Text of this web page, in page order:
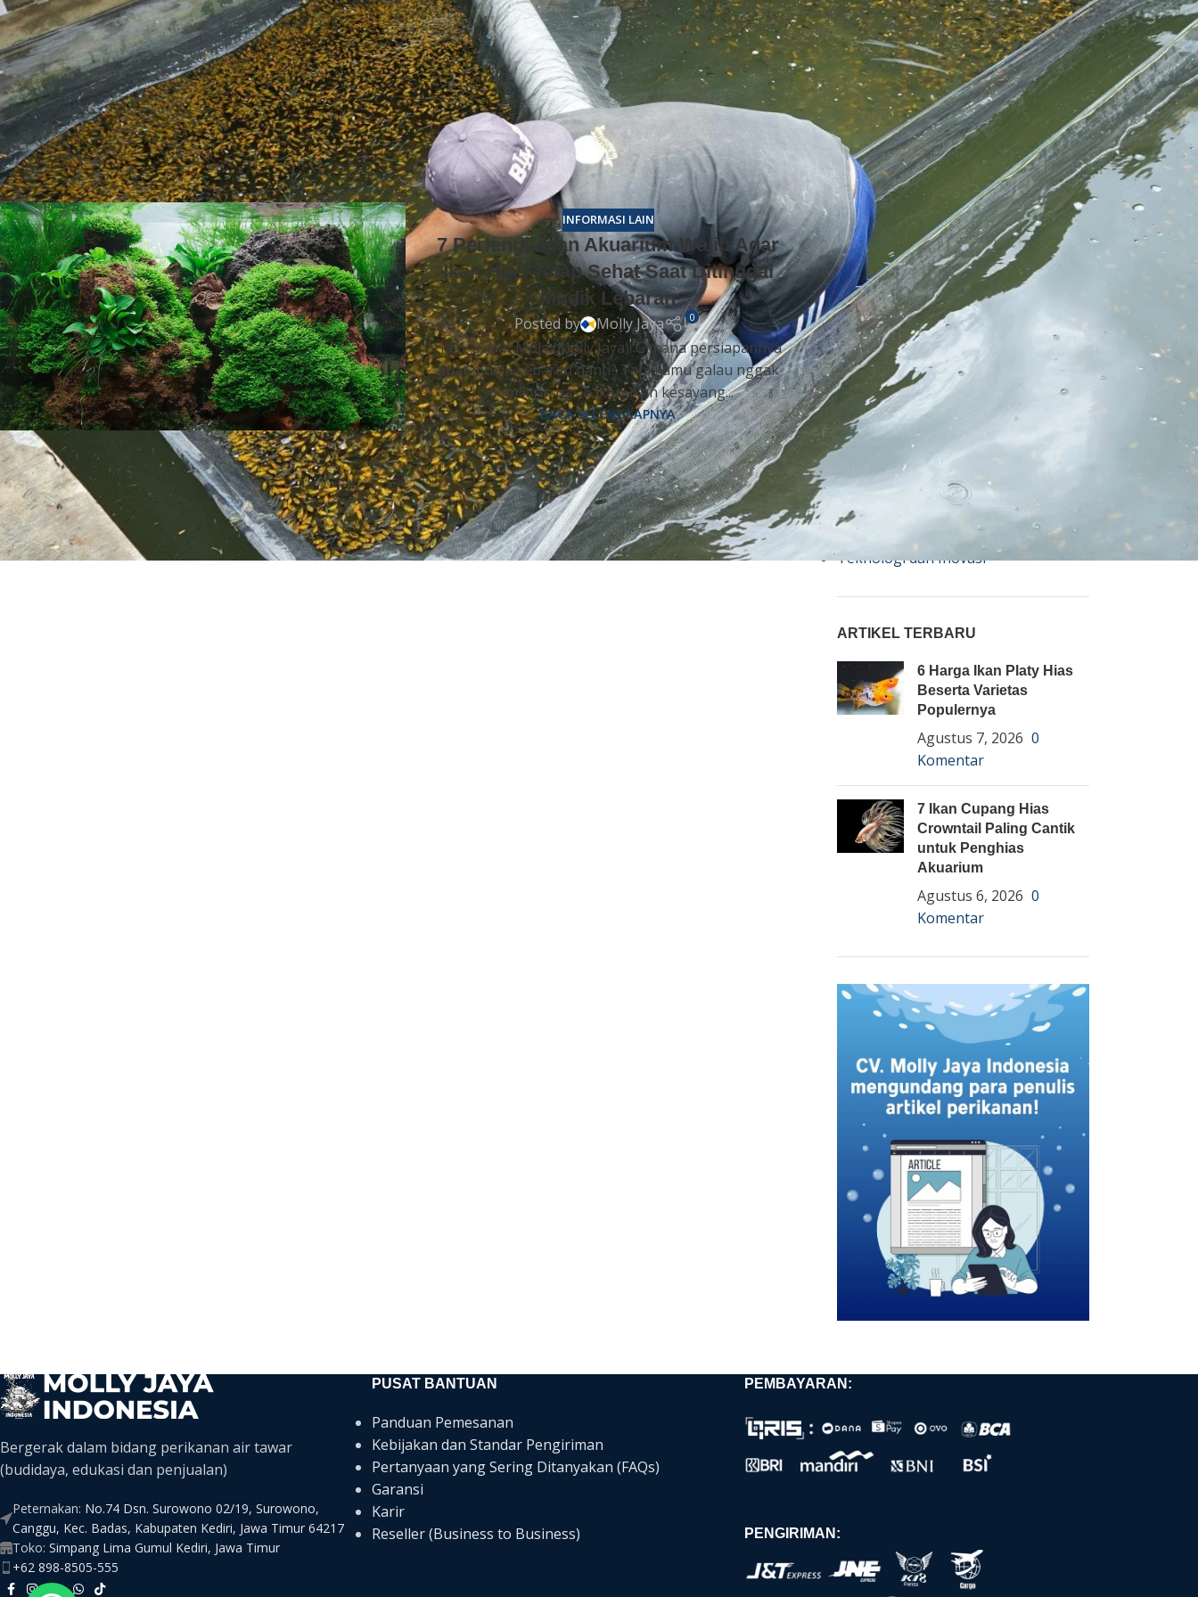
menjatuhkan makanan secara sangat teratur selama Anda pergi mudik ke kampung halaman. Anda harus memastikan
pasokan baterai baru guna menggerakkan motor pengumpan setiap hari tanpa kendala. Pemelihara wajib menguras
endapan kotoran guna menjaga kecerahan warna biru eksotis pada tubuh ikan. Filter bertenaga stabil menyaring zat
beracun sekaligus menyuplai oksigen segar ke dalam air. Setiap minggu, lampu otomatis memancarkan sinar spektrum
penuh guna mempertahankan keindahan pigmen satwa hias. Tetangga dekat bisa membantu memeriksa kondisi air
guna mengantisipasi penguapan berlebih akibat cuaca panas. Langkah antisipasi ini menjamin keselamatan ikan jantan
kesayangan Anda
INFORMASI LAIN
7 Perlengkapan Akuarium Wajib Agar
Ikan Hias Tetap Sehat Saat Ditinggal
Mudik Lebaran
Posted by Molly Jaya 0
Halo, Sobat Moja (Molly Jaya)! Gimana persiapannya
buat mudik Lebaran nanti? Tapi kamu galau nggak
sih mikirin nasib ikan-ikan kesayang...
BACA SELENGKAPNYA
Molly
Channa
Koi
Koki
Guppy
Platy
Glofish
Danio
Manfish
Discuss
Palmas
Kura-kura
KATEGORI
Berita
Bisnis
Budidaya
Event
Informasi Lain
Pembenihan Ikan
Pembesaran Ikan
Teknologi dan Inovasi
ARTIKEL TERBARU
6 Harga Ikan Platy Hias
Beserta Varietas
Populernya
Agustus 7, 2026 0
Komentar
7 Ikan Cupang Hias
Crowntail Paling Cantik
untuk Penghias
Akuarium
Agustus 6, 2026 0
Komentar
Bergerak dalam bidang perikanan air tawar
(budidaya, edukasi dan penjualan)
Peternakan: No.74 Dsn. Surowono 02/19, Surowono,
Canggu, Kec. Badas, Kabupaten Kediri, Jawa Timur 64217
Toko: Simpang Lima Gumul Kediri, Jawa Timur
+62 898-8505-555
PUSAT BANTUAN
Panduan Pemesanan
Kebijakan dan Standar Pengiriman
Pertanyaan yang Sering Ditanyakan (FAQs)
Garansi
Karir
Reseller (Business to Business)
PEMBAYARAN:
PENGIRIMAN: